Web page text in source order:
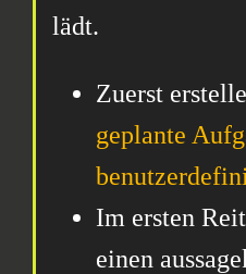
lädt.
Zuerst
geplante
Im ersten
einen